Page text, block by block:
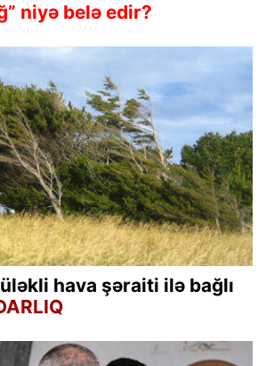
niyə belə edir?
hava şəraiti ilə bağlı